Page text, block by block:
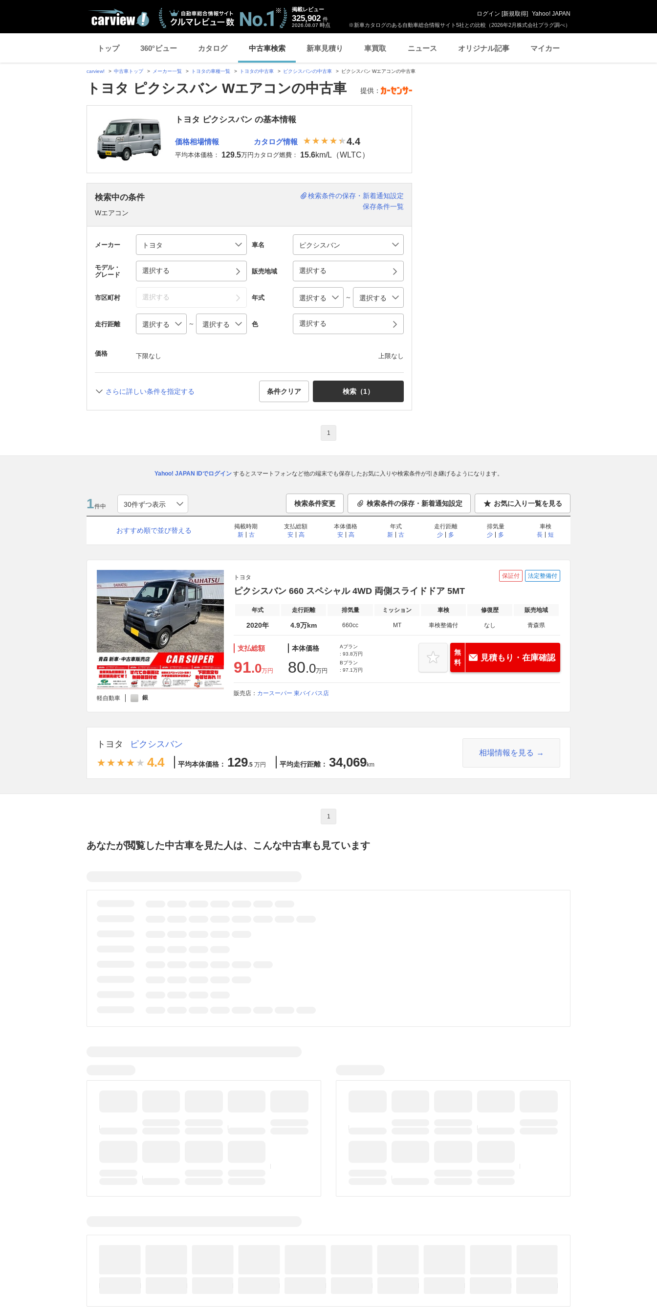
※新車カタログのある自動車総合情報サイト5社との比較（2026年2月株式会社プラグ調べ）
掲載レビュー
325,902 件
2026.08.07 時点
ログイン [新規取得] Yahoo! JAPAN
トップ 360°ビュー カタログ 中古車検索 新車見積り 車買取 ニュース オリジナル記事 マイカー
carview! 中古車トップ メーカー一覧 トヨタの車種一覧 トヨタの中古車 ピクシスバンの中古車 ピクシスバン Wエアコンの中古車
トヨタ ピクシスバン Wエアコンの中古車 提供：
トヨタ ピクシスバン の基本情報
価格相場情報
平均本体価格： 129.5万円
カタログ情報 4.4
カタログ燃費： 15.6km/L（WLTC）
検索中の条件
Wエアコン
検索条件の保存・新着通知設定
保存条件一覧
メーカー 車名
モデル・
グレード
選択する 販売地域 選択する
市区町村 選択する 年式 ～
走行距離 ～ 色 選択する
価格 下限なし 上限なし
さらに詳しい条件を指定する 条件クリア 検索（1）
1
Yahoo! JAPAN IDでログインするとスマートフォンなど他の端末でも保存したお気に入りや検索条件が引き継げるようになります。
1件中 検索条件変更 検索条件の保存・新着通知設定 お気に入り一覧を見る
おすすめ順で並び替える
掲載時期
新
古
支払総額
安
高
本体価格
安
高
年式
新
古
走行距離
少
多
排気量
少
多
車検
長
短
軽自動車 銀
トヨタ 保証付 法定整備付
ピクシスバン 660 スペシャル 4WD 両側スライドドア 5MT
年式 走行距離 排気量 ミッション 車検 修復歴 販売地域
2020年 4.9万km 660cc MT 車検整備付 なし 青森県
支払総額
91.0万円
本体価格
80.0万円
Aプラン
: 93.8万円
Bプラン
: 97.1万円
無
料
見積もり・在庫確認
販売店： カースーパー 東バイパス店
トヨタ ピクシスバン
4.4 平均本体価格： 129.5 万円 平均走行距離： 34,069km
相場情報を見る
1
あなたが閲覧した中古車を見た人は、こんな中古車も見ています